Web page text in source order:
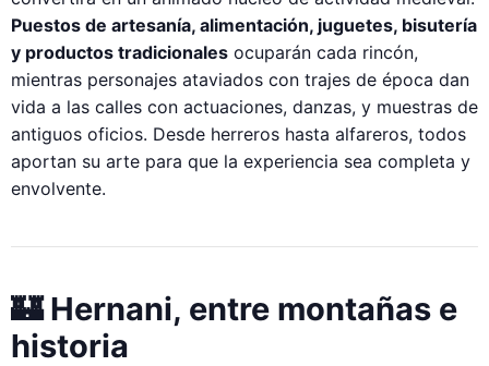
Puestos de artesanía, alimentación, juguetes, bisutería
y productos tradicionales ocuparán cada rincón,
mientras personajes ataviados con trajes de época dan
vida a las calles con actuaciones, danzas, y muestras de
antiguos oficios. Desde herreros hasta alfareros, todos
aportan su arte para que la experiencia sea completa y
envolvente.
🏰 Hernani, entre montañas e
historia